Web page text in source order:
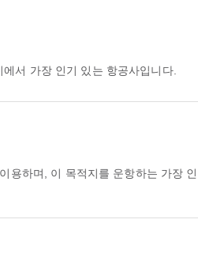
서 가장 인기 있는 항공사입니다.
용하며, 이 목적지를 운항하는 가장